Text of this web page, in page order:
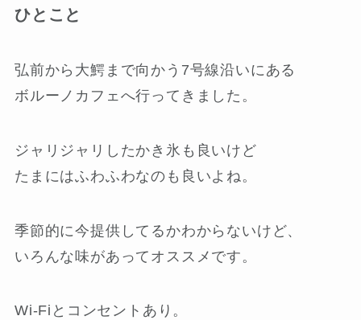
ひとこと
弘前から大鰐まで向かう7号線沿いにある
ボルーノカフェへ行ってきました。
ジャリジャリしたかき氷も良いけど
たまにはふわふわなのも良いよね。
季節的に今提供してるかわからないけど、
いろんな味があってオススメです。
Wi-Fiとコンセントあり。